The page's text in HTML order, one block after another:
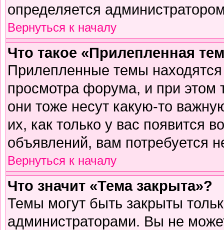
определяется
Вернуться к началу
Что такое «Прилепленная
Прилепленные темы
просмотра форума, и при этом
они тоже несут какую-то
их, как только у вас появится
объявлений, вам потребуется
Вернуться к началу
Что значит «Тема закрыта»?
Темы могут быть закрыты
администраторами. Вы не